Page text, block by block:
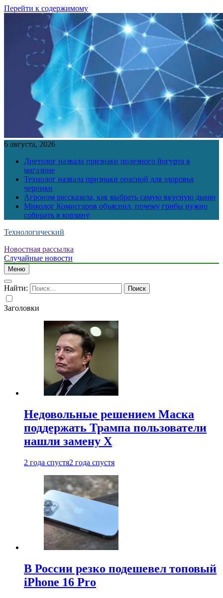
Перейти к содержимому
6 августа, 2026
Диетолог назвала признаки полезного йогурта в
магазине
Технолог назвала признаки опасной для здоровья
черники
Агроном рассказала, как выбрать самую вкусную дыню
Миколог Комиссаров объяснил, почему грибы нужно
собирать в корзину
Технологический
Новостная рассылка
Случайные новости
Меню
Найти:
Заголовки
Недовольные решением Маска
поддержать Трампа пользователи
нашли замену X
2 года спустя2 года спустя
В России резко подешевел топовый
iPhone 16 Pro